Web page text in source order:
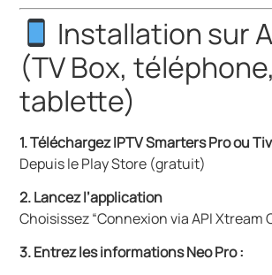
Installation sur
(TV Box, téléphone,
tablette)
1. Téléchargez IPTV Smarters Pro ou
Depuis le Play Store (gratuit)
2. Lancez l’application
Choisissez “Connexion via API Xtream
3. Entrez les informations Neo Pro :